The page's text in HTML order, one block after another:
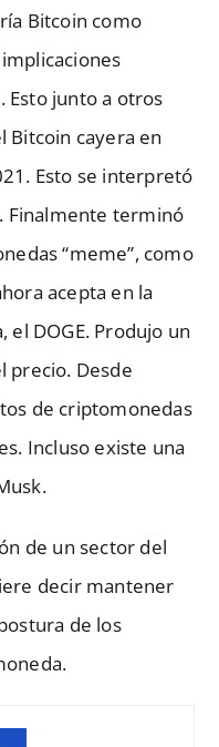
Bitcoin como
Esto junto a otros
Bitcoin cayera en
Esto se interpretó
Finalmente terminó
“meme”, como
acepta en la
DOGE. Produjo un
precio. Desde
de criptomonedas
Incluso existe una
de un sector del
decir mantener
de los